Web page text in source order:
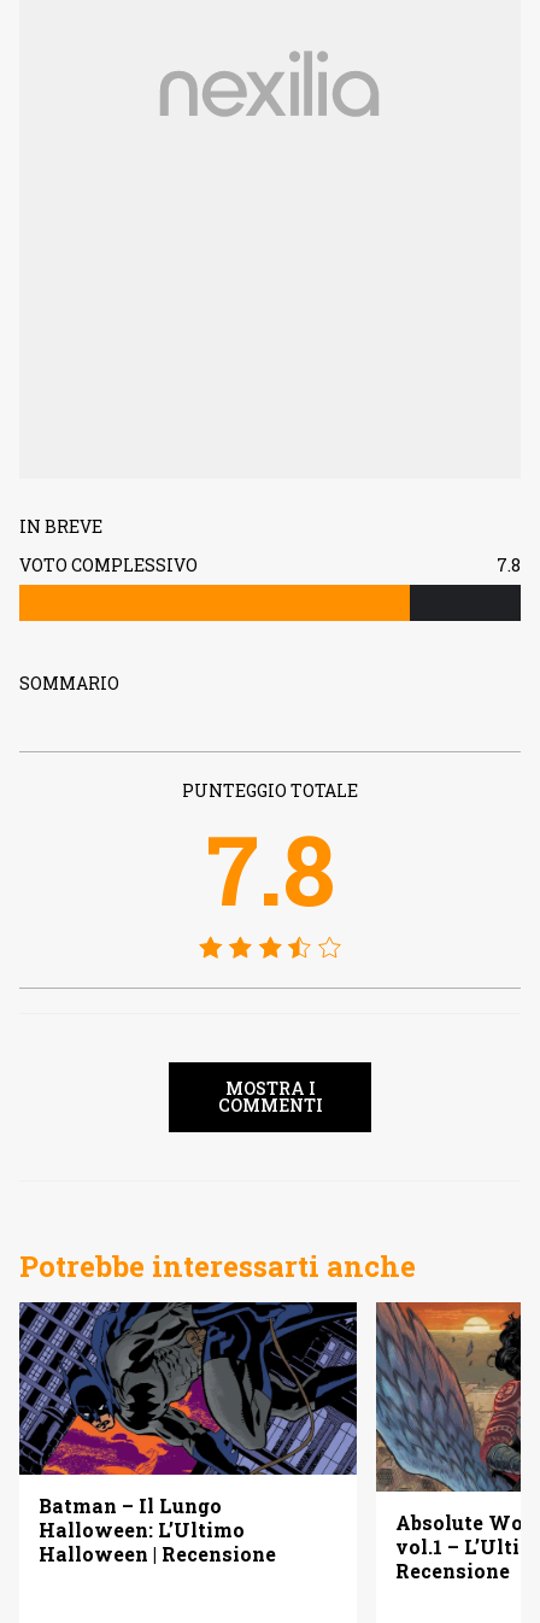
IN BREVE
VOTO COMPLESSIVO
7.8
SOMMARIO
PUNTEGGIO TOTALE
7.8
MOSTRA I
COMMENTI
Potrebbe interessarti anche
Batman – Il Lungo
Halloween: L’Ultimo
Halloween | Recensione
Absolute
vol.1 –
Recensione